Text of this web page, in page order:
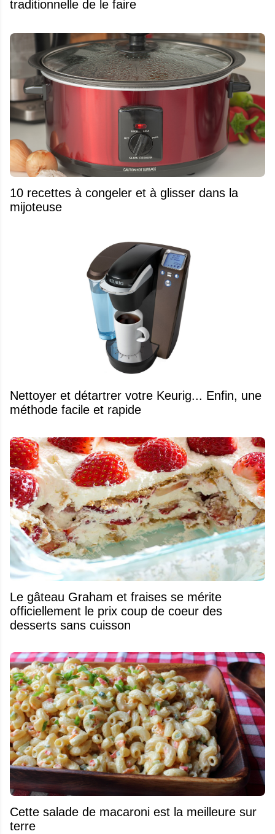
traditionnelle de le faire
10 recettes à congeler et à glisser dans la
mijoteuse
Nettoyer et détartrer votre Keurig... Enfin, une
méthode facile et rapide
Le gâteau Graham et fraises se mérite
officiellement le prix coup de coeur des
desserts sans cuisson
Cette salade de macaroni est la meilleure sur
terre